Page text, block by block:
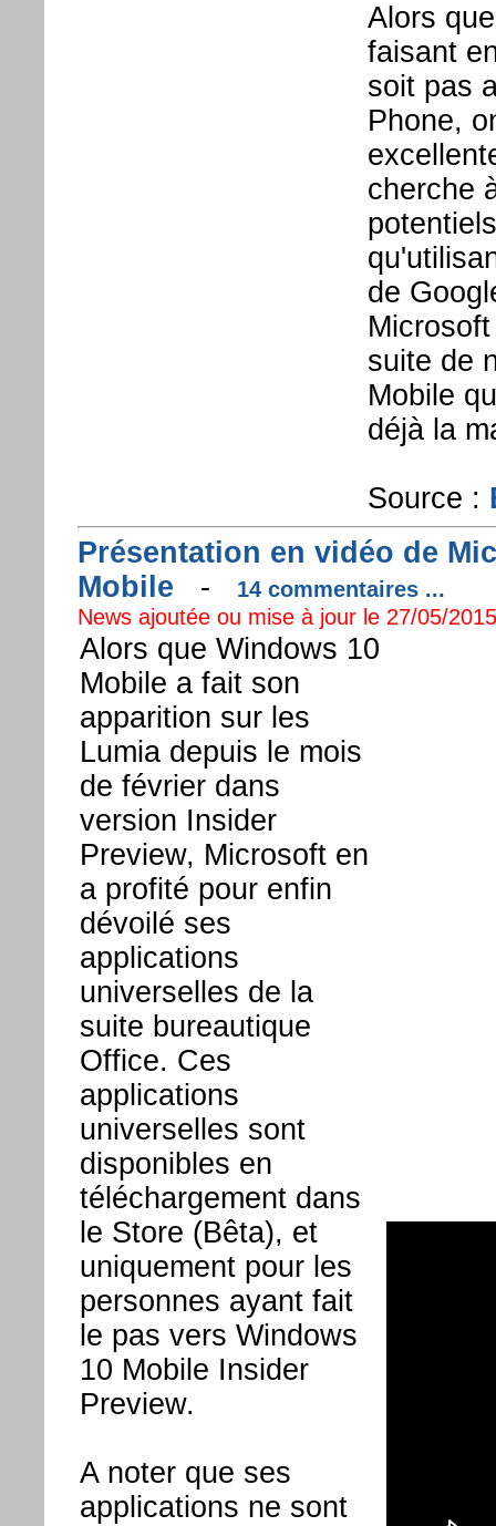
Alors
faisant
soit pas
Phone,
cherche
de
suite de
Mobile
déjà la
Source :
Présentation en vidéo de
Mobile -
14 commentaires ...
News ajoutée ou mise à jour le 27/05/
Alors que Windows 10
Mobile a fait son
apparition sur les
Lumia depuis le mois
de février dans
version Insider
Preview, Microsoft en
a profité pour enfin
dévoilé ses
applications
universelles de la
suite bureautique
Office. Ces
applications
universelles sont
disponibles en
téléchargement dans
le Store (Bêta), et
uniquement pour les
personnes ayant fait
le pas vers Windows
10 Mobile Insider
Preview.
A noter que ses
applications ne sont